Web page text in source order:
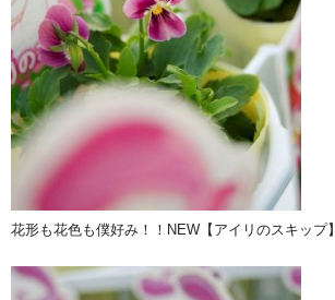
花形も花色も僕好み！！NEW【アイリのスキップ】